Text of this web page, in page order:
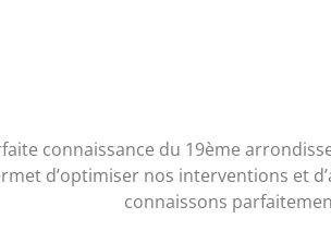
connaissance du 19ème
d’optimiser nos interventions et
connaissons